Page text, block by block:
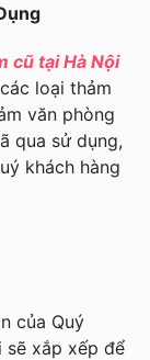
cũ tại Hà Nội
loại thảm
văn phòng
qua sử dụng,
khách hàng
của Quý
sẽ xắp xếp để